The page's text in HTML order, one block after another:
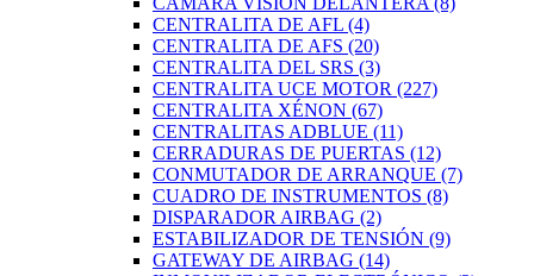
CENTRALITA DE AFL (4)
CENTRALITA DE AFS (20)
CENTRALITA DEL SRS (3)
CENTRALITA UCE MOTOR (227)
CENTRALITA XÉNON (67)
CENTRALITAS ADBLUE (11)
CERRADURAS DE PUERTAS (12)
CONMUTADOR DE ARRANQUE (7)
CUADRO DE INSTRUMENTOS (8)
DISPARADOR AIRBAG (2)
ESTABILIZADOR DE TENSIÓN (9)
GATEWAY DE AIRBAG (14)